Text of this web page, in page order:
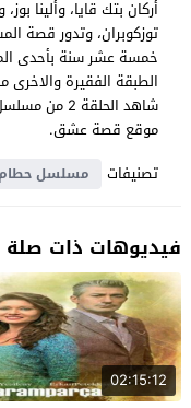
أركان بتك قايا، وألينا
توزكوبران، وتدور قصة
خمسة عشر سنة بأحدى
الطبقة الفقيرة والاخرى
شاهد
موقع قصة عشق.
تصنيفات
مسلسل
فيديوهات ذات صلة
02:15:12